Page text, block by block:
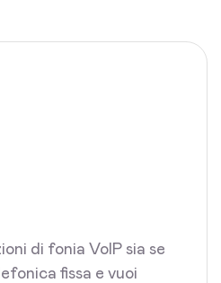
di fonia VoIP sia se
fissa e vuoi